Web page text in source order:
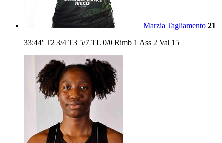
Marzia Tagliamento 21
33:44′ T2 3/4 T3 5/7 TL 0/0 Rimb 1 Ass 2 Val 15